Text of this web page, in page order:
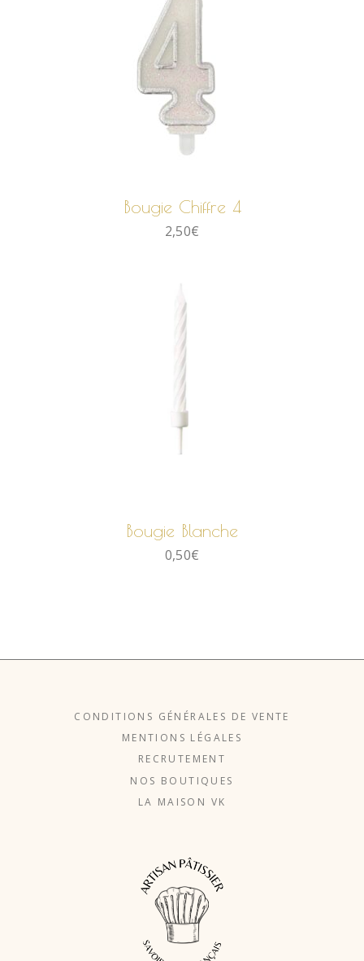
Bougie Chiffre 4
2,50€
Bougie Blanche
0,50€
CONDITIONS GÉNÉRALES DE VENTE
MENTIONS LÉGALES
RECRUTEMENT
NOS BOUTIQUES
LA MAISON VK